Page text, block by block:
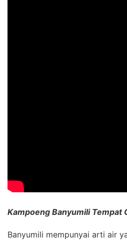
Kampoeng Banyumili Tempat
Banyumili mempunyai arti air